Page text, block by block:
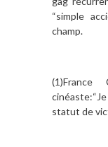
“simple
champ.
(1)France
statut de